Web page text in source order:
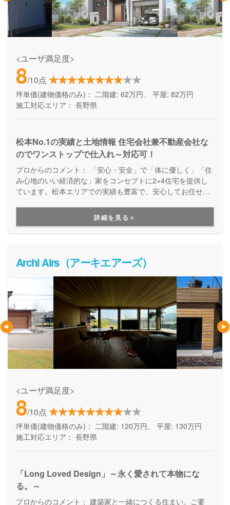
<ユーザ満足度>
8/10点
坪単価(建物価格のみ)： 二階建: 62万円、 平屋: 82万円
施工対応エリア： 長野県
松本No.1の実績と土地情報 住宅会社兼不動産会社な
のでワンストップで仕入れ～対応可！
プロからのコメント：
「安心・安全」で「体に優しく」「住
み心地のいい経済的な」家をコンセプトに2×4住宅を提供し
ています。松本エリアでの実績も豊富で、安心してお任せい
詳細を見る＞
Archi Airs（アーキエアーズ）
<ユーザ満足度>
8/10点
坪単価(建物価格のみ)： 二階建: 120万円、 平屋: 130万円
施工対応エリア： 長野県
「Long Loved Design」～永く愛されて本物にな
る。～
プロからのコメント： 建築家と一緒につくる住まい。ご要